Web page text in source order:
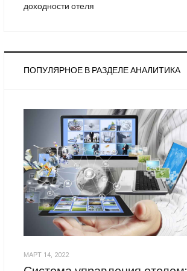
доходности отеля
ПОПУЛЯРНОЕ В РАЗДЕЛЕ АНАЛИТИКА
МАРТ 14, 2022